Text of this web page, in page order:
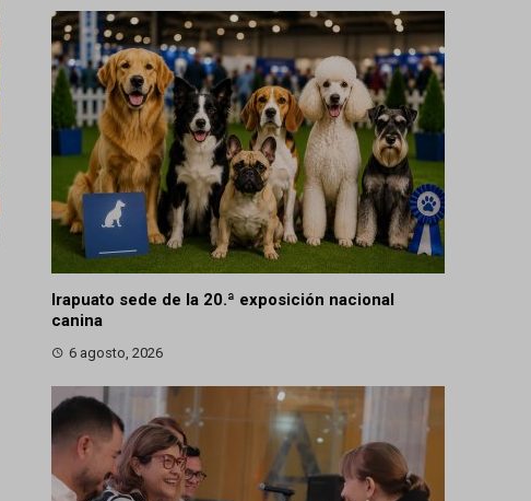
Irapuato sede de la 20.ª exposición nacional
canina
6 agosto, 2026